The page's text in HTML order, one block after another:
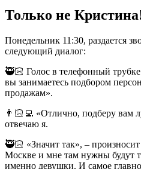
Только не
Понедельник 11:30, раздается
следующий диалог:
🥷🏻 Голос в телефонный
вы занимаетесь подбором
продажам».
👨🏻‍💻 «Отлично, подберу вам
отвечаю я.
🥷🏻 «Значит так», –
Москве и мне там нужны будут
именно девушки. И самое